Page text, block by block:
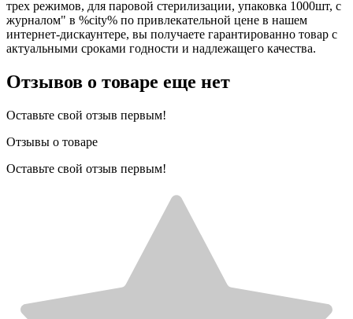
трех режимов, для паровой стерилизации, упаковка 1000шт, с
журналом" в %city% по привлекательной цене в нашем
интернет-дискаунтере, вы получаете гарантированно товар с
актуальными сроками годности и надлежащего качества.
Отзывов о товаре еще нет
Оставьте свой отзыв первым!
Отзывы о товаре
Оставьте свой отзыв первым!